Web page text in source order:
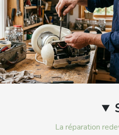
La réparation